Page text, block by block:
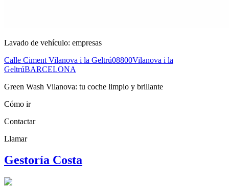
Lavado de vehículo: empresas
Calle Ciment Vilanova i la Geltrú08800Vilanova i la
GeltrúBARCELONA
Green Wash Vilanova: tu coche limpio y brillante
Cómo ir
Contactar
Llamar
Gestoría Costa